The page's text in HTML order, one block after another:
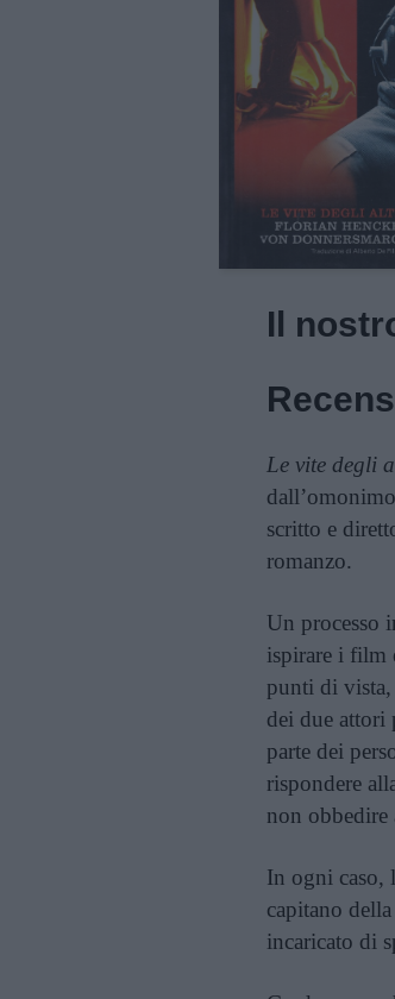
Il
Le vite degli
scritto e
romanzo.
Un processo
ispirare i film
punti di
dei due attori
parte dei
rispondere
non obbedire
In ogni caso,
capitano
incaricato di